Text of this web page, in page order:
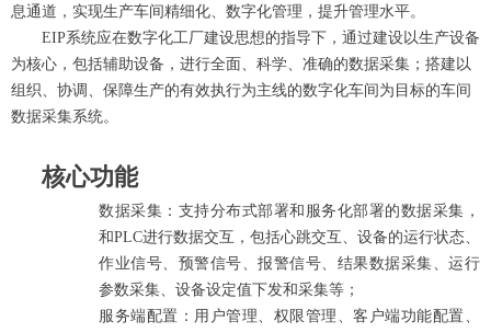
息通道，实现生产车间精细化、数字化管理，提升管理水平。
EIP系统应在数字化工厂建设思想的指导下，通过建设以生产设备
为核心，包括辅助设备，进行全面、科学、准确的数据采集；搭建以
组织、协调、保障生产的有效执行为主线的数字化车间为目标的车间
数据采集系统。
核心功能
数据采集：支持分布式部署和服务化部署的数据采集，
和PLC进行数据交互，包括心跳交互、设备的运行状态、
作业信号、预警信号、报警信号、结果数据采集、运行
参数采集、设备设定值下发和采集等；
服务端配置：用户管理、权限管理、客户端功能配置、